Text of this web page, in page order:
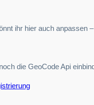
ihr hier auch anpassen
die GeoCode Api